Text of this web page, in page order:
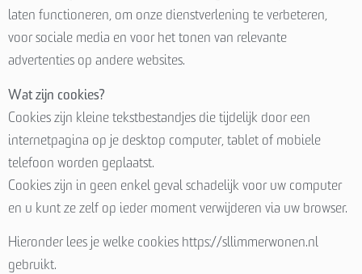
laten functioneren, om onze dienstverlening te verbeteren,
voor sociale media en voor het tonen van relevante
advertenties op andere websites.
Wat zijn cookies?
Cookies zijn kleine tekstbestandjes die tijdelijk door een
internetpagina op je desktop computer, tablet of mobiele
telefoon worden geplaatst.
Cookies zijn in geen enkel geval schadelijk voor uw computer
en u kunt ze zelf op ieder moment verwijderen via uw browser.
Hieronder lees je welke cookies https://sllimmerwonen.nl
gebruikt.